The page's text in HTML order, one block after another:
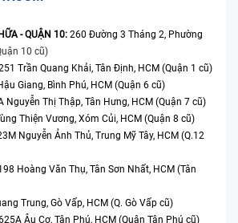
- QUẬN 10: 260 Đường 3 Tháng 2, Phường
10 cũ)
Trần Quang Khải, Tân Định, HCM (Quận 1 cũ)
Giang, Bình Phú, HCM (Quận 6 cũ)
Nguyễn Thị Thập, Tân Hưng, HCM (Quận 7 cũ)
Thiện Vương, Xóm Củi, HCM (Quận 8 cũ)
Nguyễn Ảnh Thủ, Trung Mỹ Tây, HCM (Q.12
Hoàng Văn Thụ, Tân Sơn Nhất, HCM (Tân
Trung, Gò Vấp, HCM (Q. Gò Vấp cũ)
Âu Cơ, Tân Phú, HCM (Quận Tân Phú cũ)